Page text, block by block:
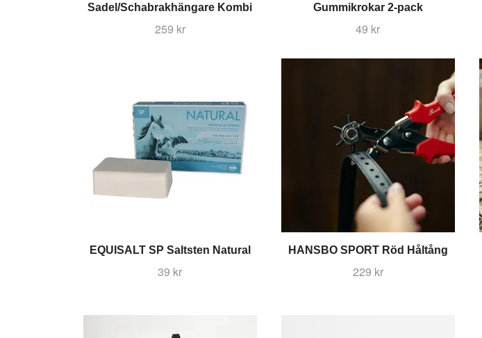
Sadel/Schabrakhängare Kombi
259 kr
Gummikrokar 2-pack
49 kr
EQUISALT SP Saltsten Natural
39 kr
HANSBO SPORT Röd Håltång
229 kr